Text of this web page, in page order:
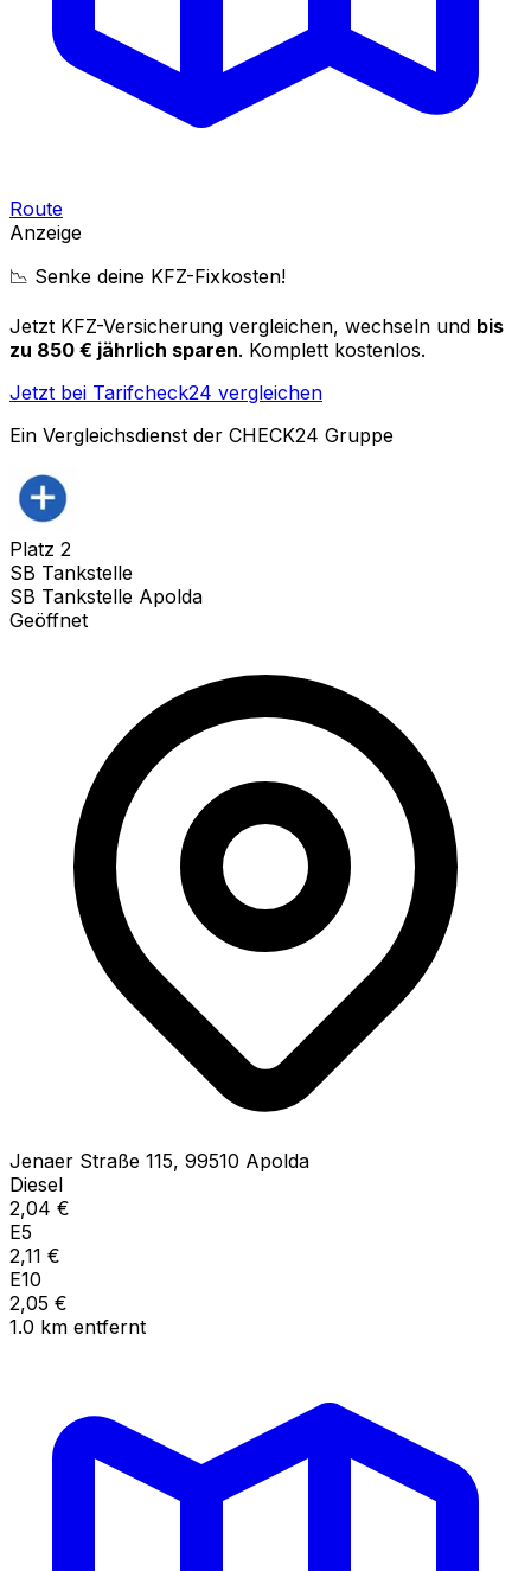
Route
Anzeige
📉 Senke deine KFZ-Fixkosten!
Jetzt KFZ-Versicherung vergleichen, wechseln und bis
zu 850 € jährlich sparen. Komplett kostenlos.
Jetzt bei Tarifcheck24 vergleichen
Ein Vergleichsdienst der CHECK24 Gruppe
Platz 2
SB Tankstelle
SB Tankstelle Apolda
Geöffnet
Jenaer Straße 115, 99510 Apolda
Diesel
2,04 €
E5
2,11 €
E10
2,05 €
1.0 km entfernt